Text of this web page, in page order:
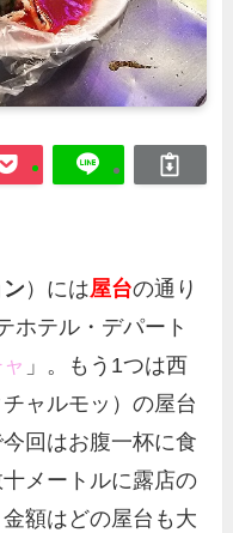
ン）には屋台の通り
ホテル・デパート
」。もう1つは西
チャルモッ）の屋台
回はお腹一杯に食
メートルに露店の
額はどの屋台も大